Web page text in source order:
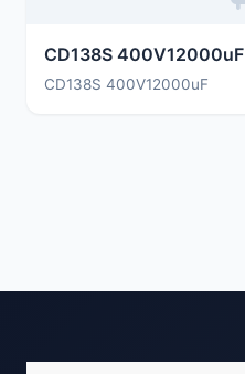
CD138S 400V12000uF
CD138S 400V12000uF